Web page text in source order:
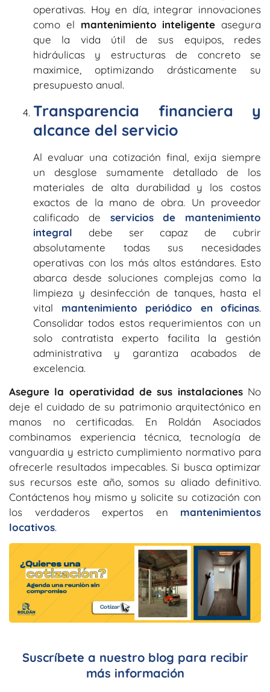
operativas. Hoy en día, integrar innovaciones
como el mantenimiento inteligente asegura
que la vida útil de sus equipos, redes
hidráulicas y estructuras de concreto se
maximice, optimizando drásticamente su
presupuesto anual.
Transparencia financiera y
alcance del servicio
Al evaluar una cotización final, exija siempre
un desglose sumamente detallado de los
materiales de alta durabilidad y los costos
exactos de la mano de obra. Un proveedor
calificado de servicios de mantenimiento
integral debe ser capaz de cubrir
absolutamente todas sus necesidades
operativas con los más altos estándares. Esto
abarca desde soluciones complejas como la
limpieza y desinfección de tanques, hasta el
vital mantenimiento periódico en oficinas.
Consolidar todos estos requerimientos con un
solo contratista experto facilita la gestión
administrativa y garantiza acabados de
excelencia.
Asegure la operatividad de sus instalacionesNo
deje el cuidado de su patrimonio arquitectónico en
manos no certificadas. En Roldán Asociados
combinamos experiencia técnica, tecnología de
vanguardia y estricto cumplimiento normativo para
ofrecerle resultados impecables. Si busca optimizar
sus recursos este año, somos su aliado definitivo.
Contáctenos hoy mismo y solicite su cotización con
los verdaderos expertos en mantenimientos
locativos.
Suscríbete a nuestro blog para recibir
más información